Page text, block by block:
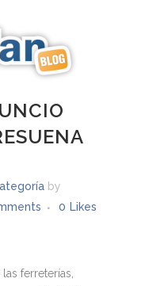
by
0 Likes
ferreterías,